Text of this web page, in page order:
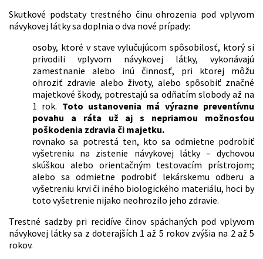
Skutkové podstaty trestného činu ohrozenia pod vplyvom
návykovej látky sa doplnia o dva nové prípady:
osoby, ktoré v stave vylučujúcom spôsobilosť, ktorý si
privodili vplyvom návykovej látky, vykonávajú
zamestnanie alebo inú činnosť, pri ktorej môžu
ohroziť zdravie alebo životy, alebo spôsobiť značné
majetkové škody, potrestajú sa odňatím slobody až na
1 rok. Toto ustanovenia má výrazne preventívnu
povahu a ráta už aj s nepriamou možnosťou
poškodenia zdravia či majetku.
rovnako sa potrestá ten, kto sa odmietne podrobiť
vyšetreniu na zistenie návykovej látky – dychovou
skúškou alebo orientačným testovacím prístrojom;
alebo sa odmietne podrobiť lekárskemu odberu a
vyšetreniu krvi či iného biologického materiálu, hoci by
toto vyšetrenie nijako neohrozilo jeho zdravie.
Trestné sadzby pri recidíve činov spáchaných pod vplyvom
návykovej látky sa z doterajších 1 až 5 rokov zvýšia na 2 až 5
rokov.